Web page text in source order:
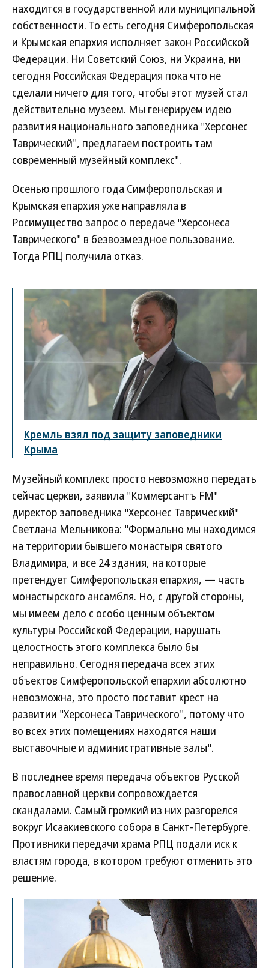
находится в государственной или муниципальной
собственности. То есть сегодня Симферопольская
и Крымская епархия исполняет закон Российской
Федерации. Ни Советский Союз, ни Украина, ни
сегодня Российская Федерация пока что не
сделали ничего для того, чтобы этот музей стал
действительно музеем. Мы генерируем идею
развития национального заповедника "Херсонес
Таврический", предлагаем построить там
современный музейный комплекс".
Осенью прошлого года Симферопольская и
Крымская епархия уже направляла в
Росимущество запрос о передаче "Херсонеса
Таврического" в безвозмездное пользование.
Тогда РПЦ получила отказ.
Кремль взял под защиту заповедники
Крыма
Музейный комплекс просто невозможно передать
сейчас церкви, заявила "Коммерсантъ FM"
директор заповедника "Херсонес Таврический"
Светлана Мельникова: "Формально мы находимся
на территории бывшего монастыря святого
Владимира, и все 24 здания, на которые
претендует Симферопольская епархия, — часть
монастырского ансамбля. Но, с другой стороны,
мы имеем дело с особо ценным объектом
культуры Российской Федерации, нарушать
целостность этого комплекса было бы
неправильно. Сегодня передача всех этих
объектов Симферопольской епархии абсолютно
невозможна, это просто поставит крест на
развитии "Херсонеса Таврического", потому что
во всех этих помещениях находятся наши
выставочные и административные залы".
В последнее время передача объектов Русской
православной церкви сопровождается
скандалами. Самый громкий из них разгорелся
вокруг Исаакиевского собора в Санкт-Петербурге.
Противники передачи храма РПЦ подали иск к
властям города, в котором требуют отменить это
решение.